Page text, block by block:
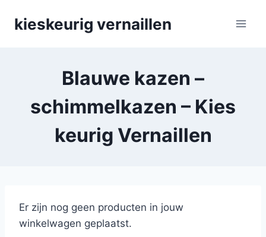
kieskeurig vernaillen
Blauwe kazen –
schimmelkazen – Kies
keurig Vernaillen
Er zijn nog geen producten in jouw
winkelwagen geplaatst.